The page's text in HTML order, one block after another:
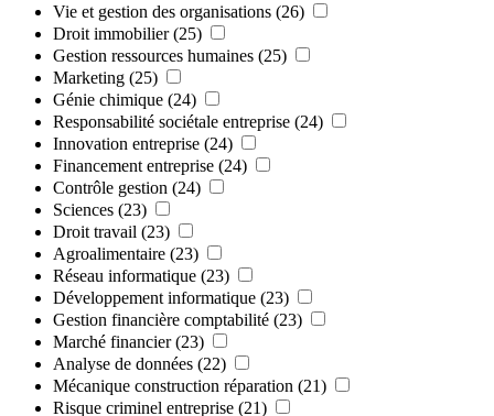
Vie et gestion des organisations (26)
Droit immobilier (25)
Gestion ressources humaines (25)
Marketing (25)
Génie chimique (24)
Responsabilité sociétale entreprise (24)
Innovation entreprise (24)
Financement entreprise (24)
Contrôle gestion (24)
Sciences (23)
Droit travail (23)
Agroalimentaire (23)
Réseau informatique (23)
Développement informatique (23)
Gestion financière comptabilité (23)
Marché financier (23)
Analyse de données (22)
Mécanique construction réparation (21)
Risque criminel entreprise (21)